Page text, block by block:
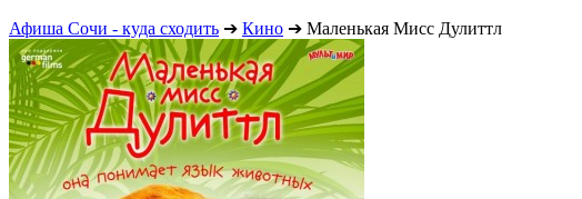
Афиша Сочи - куда сходить ➔ Кино ➔ Маленькая Мисс Дулиттл